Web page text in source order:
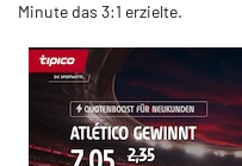
Minute das 3:1 erzielte.